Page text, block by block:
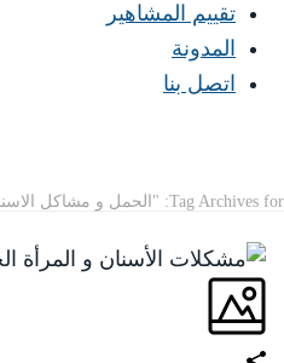
تقييم المشاهير
المدونة
اتصل بنا
Tag Archives for: "الحمل و مشاكل الاسنان"